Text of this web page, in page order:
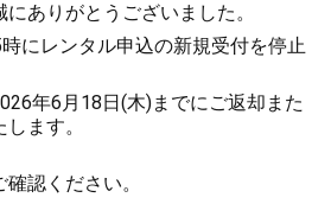
ありがとうございました。
にレンタル申込の新規受付を停止
年6月18日(木)までにご返却また
ます。
認ください。